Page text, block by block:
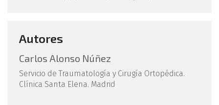
Autores
Carlos Alonso Núñez
Servicio de Traumatología y Cirugía Ortopédica.
Clínica Santa Elena. Madrid